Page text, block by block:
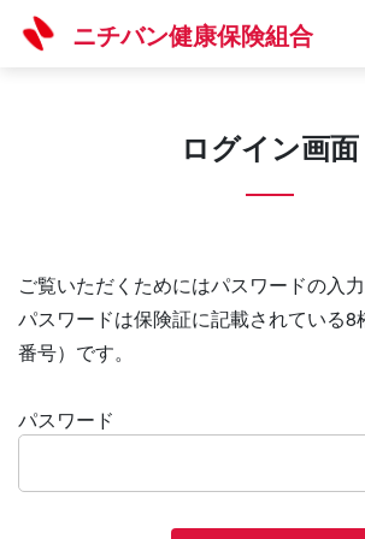
Skip
ニチバン健康保険組合
ログイン画面
ご覧いただくためにはパスワードの入力
パスワードは保険証に記載されている8
番号）です。
パスワード